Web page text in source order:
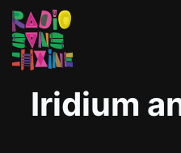
Iridium